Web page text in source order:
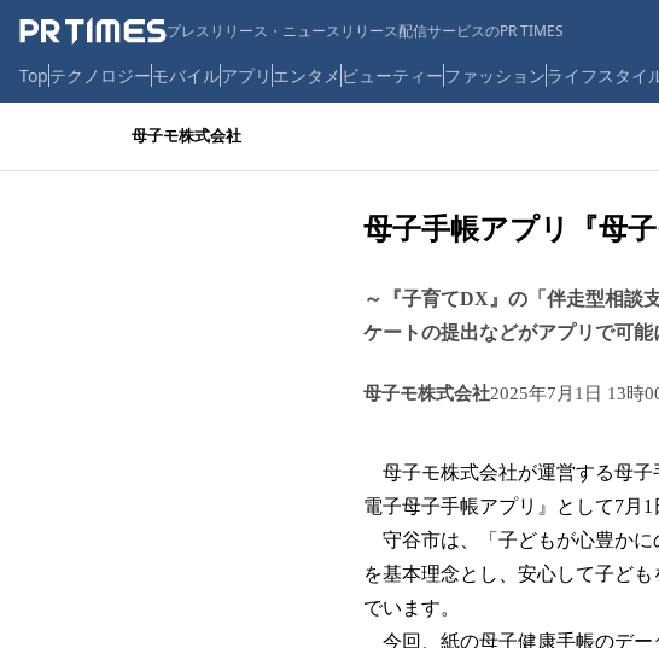
プレスリリース・ニュースリリース配信サービスのPR TIMES
Topテクノロジーモバイルアプリ エンタメ ビューティーファッションライフスタイ
母子モ株式会社
母子手帳アプリ『母
～『子育てDX』の「伴走型相談
ケートの提出などがアプリで可能
母子モ株式会社2025年7月1日 13時
母子モ株式会社が運営する母
電子母子手帳アプリ』として7月
守谷市は、「子どもが心豊かに
を基本理念とし、安心して子ど
でいます。
今回、紙の母子健康手帳のデー